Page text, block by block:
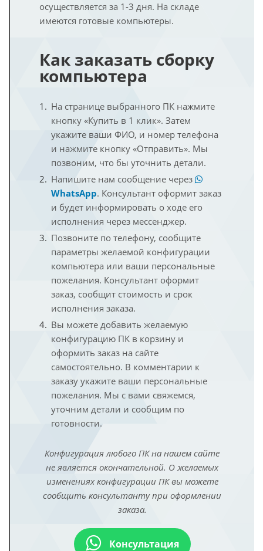
осуществляется за 1-3 дня. На складе
имеются готовые компьютеры.
Как заказать сборку
компьютера
На странице выбранного ПК нажмите
кнопку «Купить в 1 клик». Затем
укажите ваши ФИО, и номер телефона
и нажмите кнопку «Отправить». Мы
позвоним, что бы уточнить детали.
Напишите нам сообщение через
WhatsApp. Консультант оформит заказ
и будет информировать о ходе его
исполнения через мессенджер.
Позвоните по телефону, сообщите
параметры желаемой конфигурации
компьютера или ваши персональные
пожелания. Консультант оформит
заказ, сообщит стоимость и срок
исполнения заказа.
Вы можете добавить желаемую
конфигурацию ПК в корзину и
оформить заказ на сайте
самостоятельно. В комментарии к
заказу укажите ваши персональные
пожелания. Мы с вами свяжемся,
уточним детали и сообщим по
готовности.
Конфигурация любого ПК на нашем сайте
не является окончательной. О желаемых
изменениях конфигурации ПК вы можете
сообщить консультанту при оформлении
заказа.
Консультация